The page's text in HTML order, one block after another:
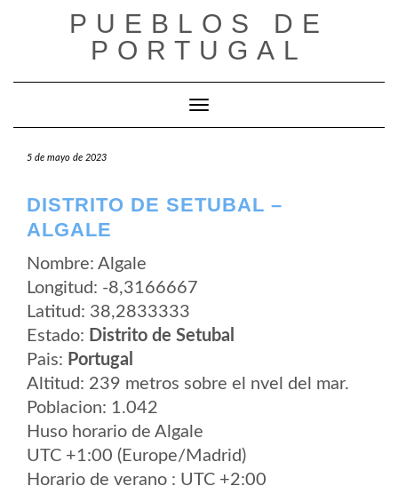
PUEBLOS DE
PORTUGAL
Cambiar modo de navegación
5 de mayo de 2023
DISTRITO DE SETUBAL –
ALGALE
Nombre: Algale
Longitud: -8,3166667
Latitud: 38,2833333
Estado: Distrito de Setubal
Pais: Portugal
Altitud: 239 metros sobre el nvel del mar.
Poblacion: 1.042
Huso horario de Algale
UTC +1:00 (Europe/Madrid)
Horario de verano : UTC +2:00